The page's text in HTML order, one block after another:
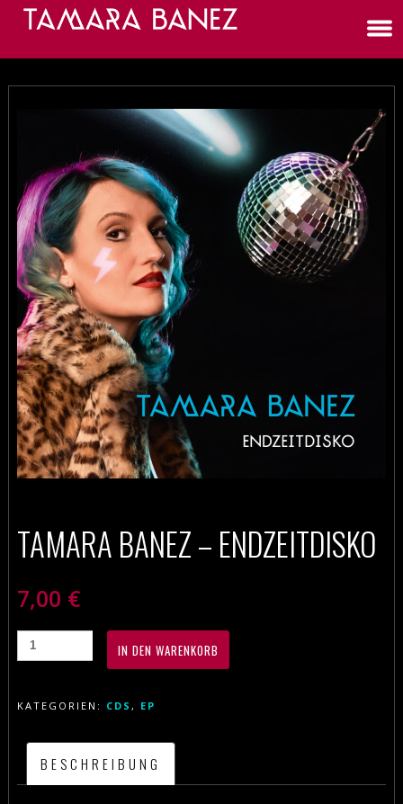
TAMARA BANEZ – ENDZEITDISKO
7,00 €
IN DEN WARENKORB
KATEGORIEN: CDS , EP
BESCHREIBUNG